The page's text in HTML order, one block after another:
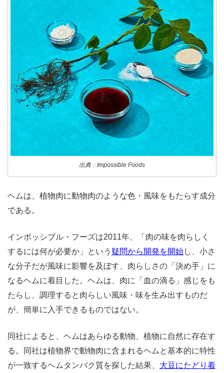
出典：Impossible Foods
ヘムは、植物肉に動物肉のような色・風味をもたらす成分
である。
インポッシブル・フーズは2011年、「肉の味を肉らしく
するには何が必要か」という 疑問から開発を開始し、小さ
な分子だが風味に影響を及ぼす、肉らしさの「決め手」に
なるヘムに着目した。ヘムは、肉に「血の滴る」感じをも
たらし、調理すると肉らしい風味・味を生み出すものだ
が、簡単に入手できるものではない。
同社によると、ヘムはあらゆる動物、植物に自然に存在す
る。同社は植物界で動物肉に含まれるヘムと基本的に特性
が一致するヘムタンパク質を探した結果、 大豆にたどり着